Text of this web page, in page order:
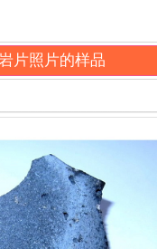
片照片的样品